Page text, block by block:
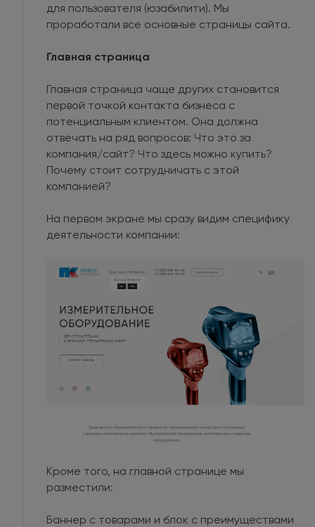
для пользователя (юзабилити). Мы
проработали все основные страницы сайта.
Главная страница
Главная страница чаще других становится
первой точкой контакта бизнеса с
потенциальным клиентом. Она должна
отвечать на ряд вопросов: Что это за
компания/сайт? Что здесь можно купить?
Почему стоит сотрудничать с этой
компанией?
На первом экране мы сразу видим специфику
деятельности компании:
Кроме того, на главной странице мы
разместили:
Баннер с товарами и блок с преимуществами